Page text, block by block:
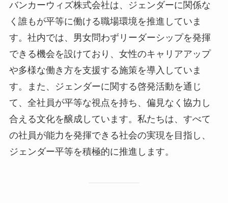
バンカーウィズ株式会社は、ジェンダーに関係な
く誰もが平等に働ける職場環境を推進していま
す。社内では、男女問わずリーダーシップを発揮
できる機会を設けており、女性のキャリアアップ
や多様な働き方を支援する施策を導入していま
す。また、ジェンダーに関する啓発活動を通じ
て、全社員が平等な視点を持ち、偏見なく協力し
合える文化を醸成しています。私たちは、すべて
の社員が能力を発揮できる社会の実現を目指し、
ジェンダー平等を積極的に推進します。